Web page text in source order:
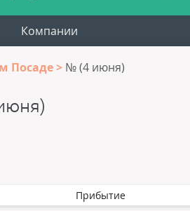
Компании
Посаде № (4 июня)
Прибытие